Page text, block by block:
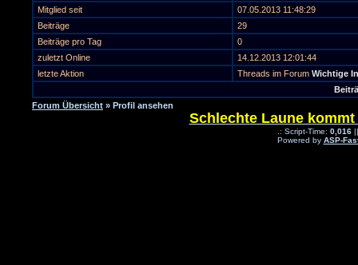
Mitglied seit
07.05.2013 11:48:29
Beiträge
29
Beiträge pro Tag
0
zuletzt Online
14.12.2013 12:01:44
letzte Aktion
Threads im Forum Wichtige
Forum Übersicht » Profil ansehen
Schlechte Laune
.: Script-Time: 0,016||
Powered by ASP-